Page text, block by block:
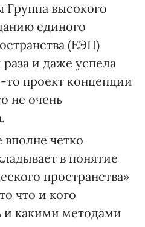
Группа высокого
единого
(ЕЭП)
и даже успела
то проект концепции
не очень
вполне четко
в понятие
пространства»
что и кого
и какими методами